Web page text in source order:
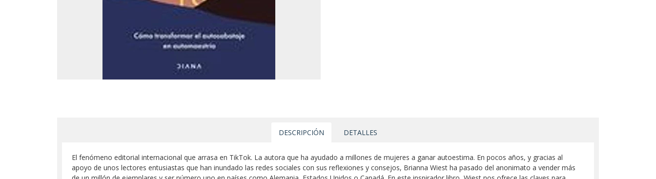
DESCRIPCIÓN DETALLES
El fenómeno editorial internacional que arrasa en TikTok. La autora que ha ayudado a millones de mujeres a ganar autoestima. En pocos años, y gracias al
apoyo de unos lectores entusiastas que han inundado las redes sociales con sus reflexiones y consejos, Brianna Wiest ha pasado del anonimato a vender más